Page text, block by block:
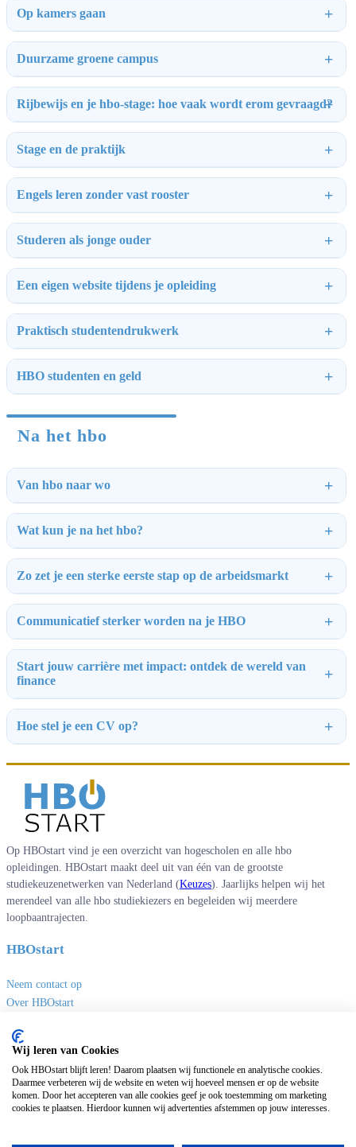
Op kamers gaan
Duurzame groene campus
Rijbewijs en je hbo-stage: hoe vaak wordt erom gevraagd?
Stage en de praktijk
Engels leren zonder vast rooster
Studeren als jonge ouder
Een eigen website tijdens je opleiding
Praktisch studentendrukwerk
HBO studenten en geld
Na het hbo
Van hbo naar wo
Wat kun je na het hbo?
Zo zet je een sterke eerste stap op de arbeidsmarkt
Communicatief sterker worden na je HBO
Start jouw carrière met impact: ontdek de wereld van
finance
Hoe stel je een CV op?
Op HBOstart vind je een overzicht van hogescholen en alle hbo
opleidingen. HBOstart maakt deel uit van één van de grootste
studiekeuzenetwerken van Nederland (Keuzes). Jaarlijks helpen wij het
merendeel van alle hbo studiekiezers en begeleiden wij meerdere
loopbaantrajecten.
HBOstart
Neem contact op
Over HBOstart
Disclaimer en privacy
Handige links
Sites van Keuzes
Wij leren van Cookies
Ook HBOstart blijft leren! Daarom plaatsen wij functionele en analytische cookies.
Daarmee verbeteren wij de website en weten wij hoeveel mensen er op de website
komen. Door het accepteren van alle cookies geef je ook toestemming om marketing
cookies te plaatsen. Hierdoor kunnen wij advertenties afstemmen op jouw interesses.